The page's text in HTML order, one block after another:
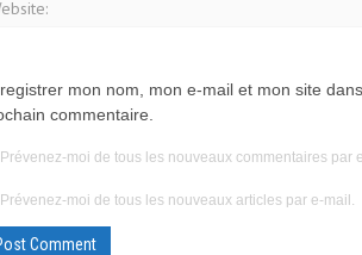
mon nom, mon e-mail et mon site
commentaire.
Prévenez-moi de tous les nouveaux commentaires par
Prévenez-moi de tous les nouveaux articles par e-mail.